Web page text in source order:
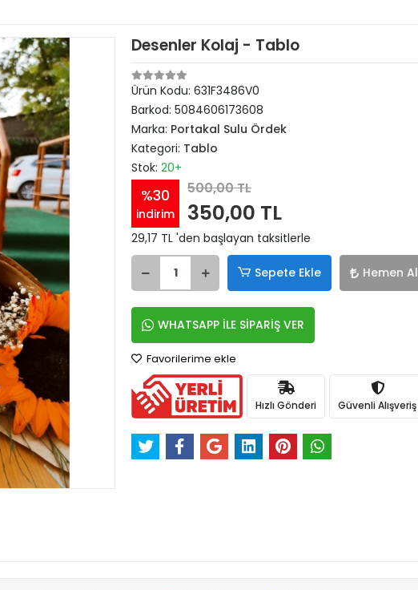
Desenler Kolaj - Tablo
Ürün Kodu: 631F3486V0
Barkod: 5084606173608
Marka: Portakal Sulu Ördek
Kategori: Tablo
Stok: 20+
%30
indirim
500,00 TL
350,00 TL
29,17 TL 'den başlayan taksitlerle
Sepete Ekle Hemen Al
WHATSAPP İLE SİPARİŞ VER
Favorilerime ekle
Hızlı Gönderi Güvenli Alışveriş